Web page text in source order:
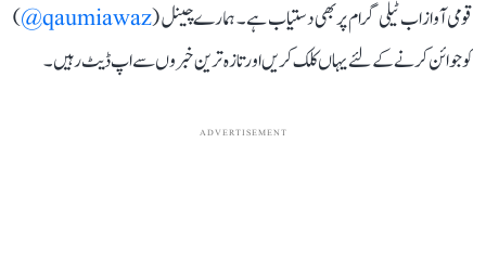
قومی آواز اب ٹیلی گرام پر بھی دستیاب ہے۔ ہمارے چینل (qaumiawaz@
)
کو جوائن کرنے کے لئے یہاں کلک کریں اور تازہ ترین خبروں سے اپ ڈیٹ رہیں۔
ADVERTISEMENT